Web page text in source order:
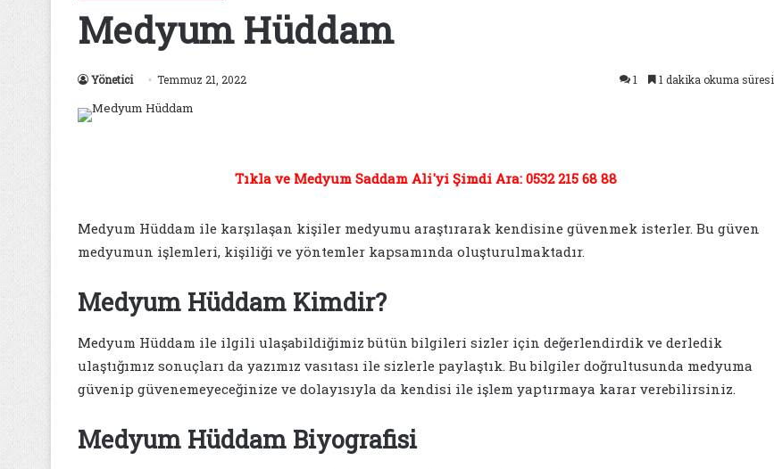
Medyum Hüddam
Yönetici Temmuz 21, 2022 1 1 dakika okuma süresi
Tıkla ve Medyum Saddam Ali'yi Şimdi Ara: 0532 215 68 88
Medyum Hüddam ile karşılaşan kişiler medyumu araştırarak kendisine güvenmek isterler. Bu güven
medyumun işlemleri, kişiliği ve yöntemler kapsamında oluşturulmaktadır.
Medyum Hüddam Kimdir?
Medyum Hüddam ile ilgili ulaşabildiğimiz bütün bilgileri sizler için değerlendirdik ve derledik
ulaştığımız sonuçları da yazımız vasıtası ile sizlerle paylaştık. Bu bilgiler doğrultusunda medyuma
güvenip güvenemeyeceğinize ve dolayısıyla da kendisi ile işlem yaptırmaya karar verebilirsiniz.
Medyum Hüddam Biyografisi